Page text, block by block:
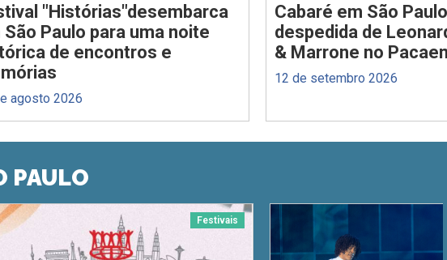
"Histórias"desembarca
São Paulo para uma noite
de encontros e
agosto 2026
Cabaré em São
despedida de
& Marrone no
12 de setembro 2026
PAULO
Festivais